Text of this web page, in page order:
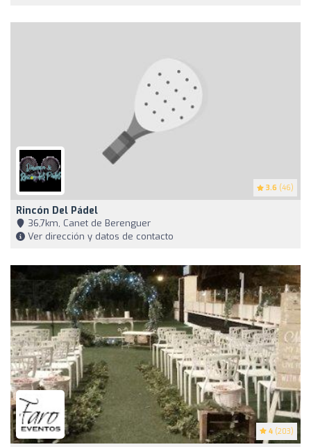
3.6 (46)
Rincón Del Pádel
36,7km, Canet de Berenguer
Ver dirección y datos de contacto
4 (203)